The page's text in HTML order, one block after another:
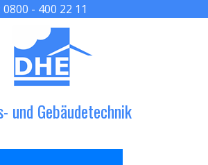
0800 - 400 22 11
und Gebäudetechnik